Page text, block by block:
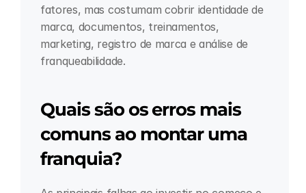
fatores, mas costumam cobrir identidade de
marca, documentos, treinamentos,
marketing, registro de marca e análise de
franqueabilidade.
Quais são os erros mais
comuns ao montar uma
franquia?